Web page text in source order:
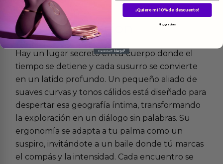
Másinformacion
Hay un lugar secreto en tu cuerpo donde el
tiempo se detiene y cada susurro se convierte
en un latido profundo. Un pequeño aliado de
suaves curvas y tonos cálidos está diseñado para
despertar esa geografía íntima, transformando
la exploración en un diálogo sin palabras. Su
ergonomía se adapta a tu palma como un
suspiro, invitándote a un baile donde tú marcas
el compás y la intensidad. Cada encuentro se
¡Quiero mi 10% de descuento!
No, gracias